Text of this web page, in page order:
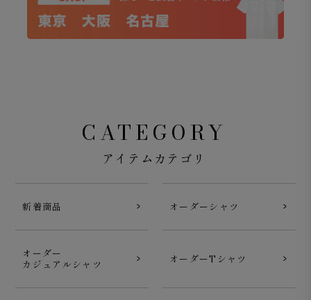
CATEGORY
アイテムカテゴリ
新着商品 オーダーシャツ
オーダー
カジュアルシャツ
オーダーTシャツ